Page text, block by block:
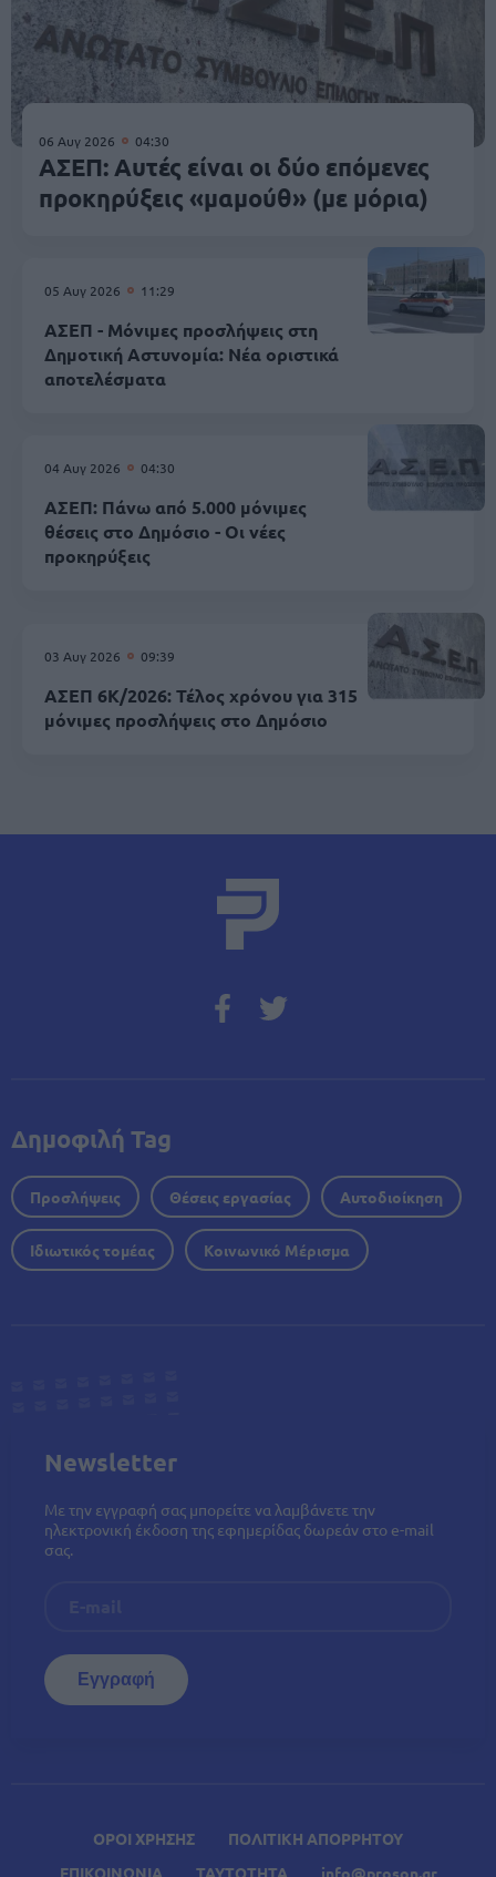
06 Αυγ 2026 04:30
ΑΣΕΠ: Αυτές είναι οι δύο επόμενες
προκηρύξεις «μαμούθ» (με μόρια)
05 Αυγ 2026 11:29
ΑΣΕΠ - Μόνιμες προσλήψεις στη
Δημοτική Αστυνομία: Νέα οριστικά
αποτελέσματα
04 Αυγ 2026 04:30
ΑΣΕΠ: Πάνω από 5.000 μόνιμες
θέσεις στο Δημόσιο - Οι νέες
προκηρύξεις
03 Αυγ 2026 09:39
ΑΣΕΠ 6Κ/2026: Τέλος χρόνου για 315
μόνιμες προσλήψεις στο Δημόσιο
ΟΡΟΙ ΧΡΗΣΗΣ
ΠΟΛΙΤΙΚΗ ΑΠΟΡΡΗΤΟΥ
ΕΠΙΚΟΙΝΩΝΙΑ
ΤΑΥΤΟΤΗΤΑ info@proson.gr
Δημοφιλή Tag
Προσλήψεις Θέσεις εργασίας Αυτοδιοίκηση
Ιδιωτικός τομέας Κοινωνικό Μέρισμα
Newsletter
Με την εγγραφή σας μπορείτε να λαμβάνετε την
ηλεκτρονική έκδοση της εφημερίδας δωρεάν στο e-mail
σας.